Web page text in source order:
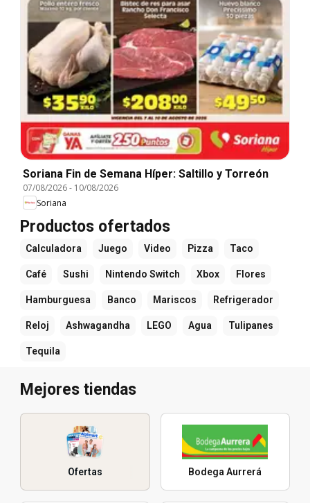
Soriana Fin de Semana Híper: Saltillo y Torreón
07/08/2026- 10/08/2026
Soriana
Productos ofertados
Calculadora Juego Video Pizza Taco
Café Sushi Nintendo Switch Xbox Flores
Hamburguesa Banco Mariscos Refrigerador
Reloj Ashwagandha LEGO Agua Tulipanes
Tequila
Mejores tiendas
Ofertas Bodega Aurrerá